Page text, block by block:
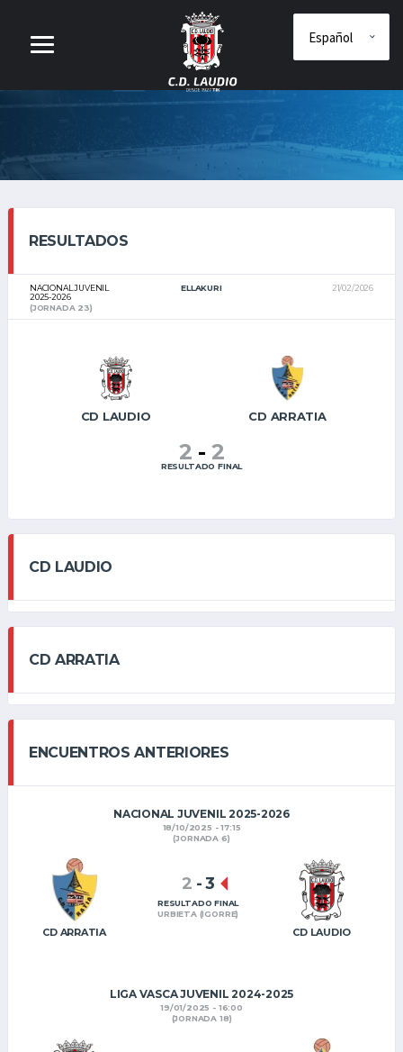
RESULTADOS
NACIONAL JUVENIL
2025-2026
ELLAKURI
21/02/2026
(JORNADA 23)
CD LAUDIO CD ARRATIA
2 - 2
RESULTADO FINAL
CD LAUDIO
CD ARRATIA
ENCUENTROS ANTERIORES
NACIONAL JUVENIL 2025-2026
18/10/2025 - 17:15
(JORNADA 6)
CD ARRATIA CD LAUDIO
2 -3
RESULTADO FINAL
URBIETA (IGORRE)
LIGA VASCA JUVENIL 2024-2025
19/01/2025 - 16:00
(JORNADA 18)